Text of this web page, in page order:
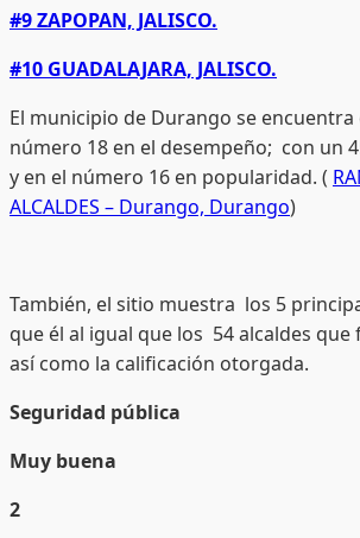
#9 ZAPOPAN, JALISCO.
#10 GUADALAJARA, JALISCO.
El municipio de Durango se
número 18 en el desempeño; con un
y en el número 16 en popularidad. (
ALCALDES – Durango, Durango)
También, el sitio muestra los 5
que él al igual que los 54 alcaldes que
así como la calificación otorgada.
Seguridad pública
Muy buena
2